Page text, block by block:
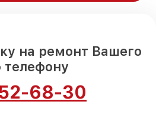
на ремонт Вашего
телефону
68-30